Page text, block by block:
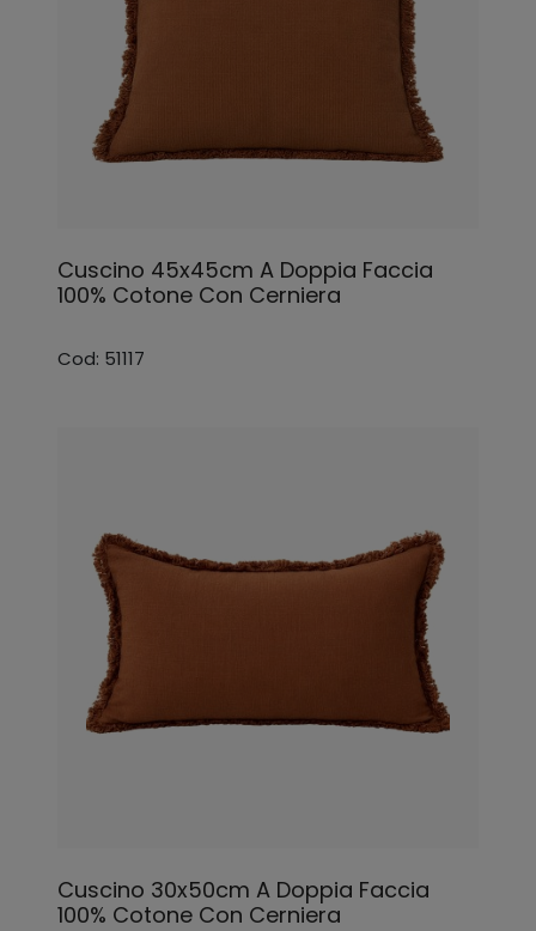
Cuscino 45x45cm A Doppia Faccia
100% Cotone Con Cerniera
Cod: 51117
Cuscino 30x50cm A Doppia Faccia
100% Cotone Con Cerniera